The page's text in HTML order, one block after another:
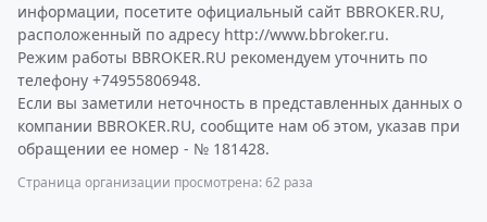
информации, посетите официальный сайт BBROKER.RU,
расположенный по адресу http://www.bbroker.ru.
Режим работы BBROKER.RU рекомендуем уточнить по
телефону +74955806948.
Если вы заметили неточность в представленных данных о
компании BBROKER.RU, сообщите нам об этом, указав при
обращении ее номер - № 181428.
Страница организации просмотрена: 62 раза